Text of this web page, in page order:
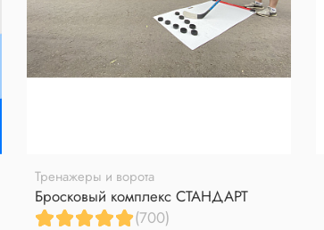
Тренажеры и ворота
Бросковый комплекс СТАНДАРТ
(700)